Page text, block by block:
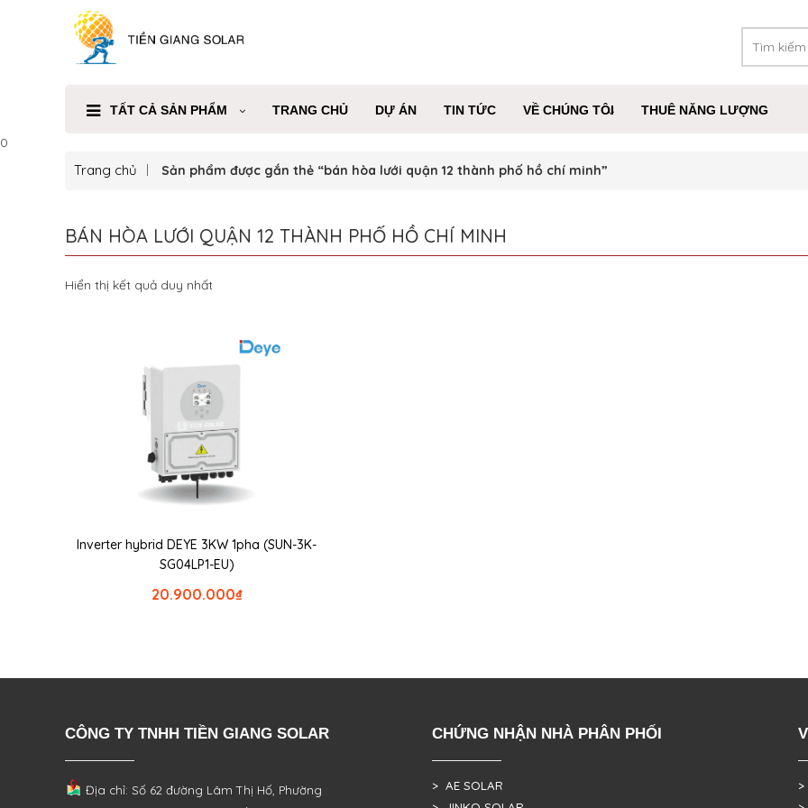
TẤT CẢ SẢN PHẨM TRANG CHỦ DỰ ÁN TIN TỨC VỀ CHÚNG TÔI THUÊ NĂNG LƯỢNG
0
Trang chủ Sản phẩm được gắn thẻ “bán hòa lưới quận 12 thành phố hồ chí minh”
BÁN HÒA LƯỚI QUẬN 12 THÀNH PHỐ HỒ CHÍ MINH
Hiển thị kết quả duy nhất
Inverter hybrid DEYE 3KW 1pha (SUN-3K-
SG04LP1-EU)
₫
20.900.000
CÔNG TY TNHH TIỀN GIANG SOLAR
Địa chỉ: Số 62 đường Lâm Thị Hố, Phường
CHỨNG NHẬN NHÀ PHÂN PHỐI
> AE SOLAR
>